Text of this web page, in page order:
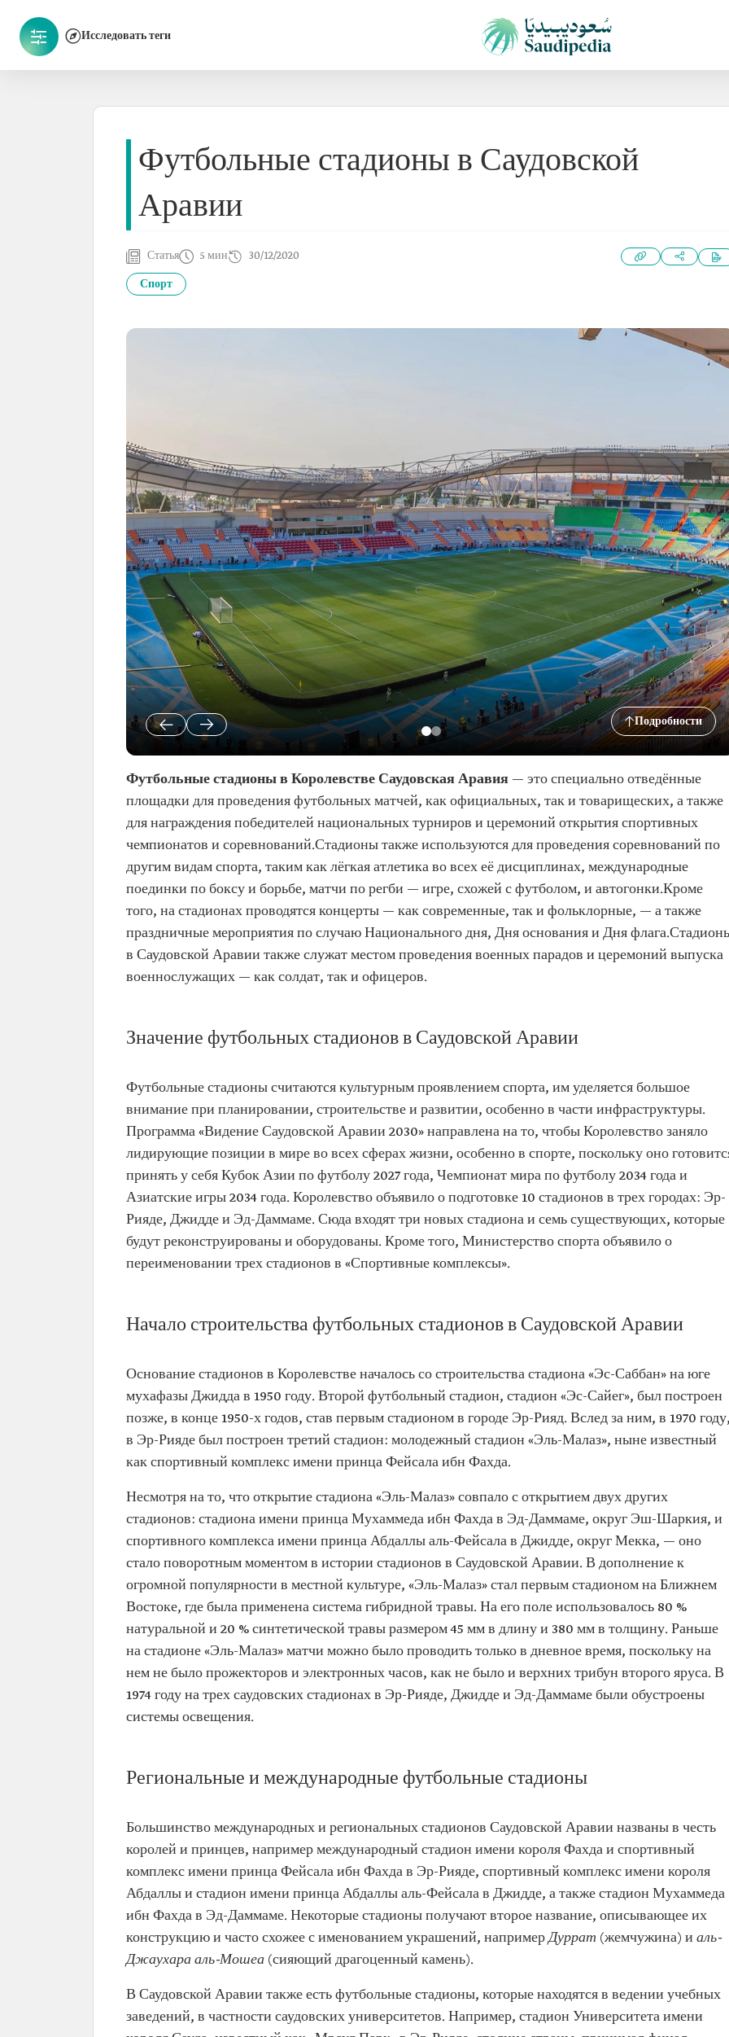
Исследовать теги
Футбольные стадионы в Саудовской
Аравии
Статья 5 мин 30/12/2020
Спорт
Подробности
Футбольные стадионы в Королевстве Саудовская Аравия — это специально отведённые
площадки для проведения футбольных матчей, как официальных, так и товарищеских, а также
для награждения победителей национальных турниров и церемоний открытия спортивных
чемпионатов и соревнований.Стадионы также используются для проведения соревнований по
другим видам спорта, таким как лёгкая атлетика во всех её дисциплинах, международные
поединки по боксу и борьбе, матчи по регби — игре, схожей с футболом, и автогонки.Кроме
того, на стадионах проводятся концерты — как современные, так и фольклорные, — а также
праздничные мероприятия по случаю Национального дня, Дня основания и Дня
в Саудовской Аравии также служат местом проведения военных парадов и церемоний выпуска
военнослужащих — как солдат, так и офицеров.
Значение футбольных стадионов в Саудовской Аравии
Футбольные стадионы считаются культурным проявлением спорта, им уделяется большое
внимание при планировании, строительстве и развитии, особенно в части инфраструктуры.
Программа «Видение Саудовской Аравии 2030» направлена на то, чтобы Королевство заняло
лидирующие позиции в мире во всех сферах жизни, особенно в спорте, поскольку оно
принять у себя Кубок Азии по футболу 2027 года, Чемпионат мира по футболу 2034 года и
Азиатские игры 2034 года. Королевство объявило о подготовке 10 стадионов в трех городах: Эр-
Рияде, Джидде и Эд-Даммаме. Сюда входят три новых стадиона и семь существующих, которые
будут реконструированы и оборудованы. Кроме того, Министерство спорта объявило о
переименовании трех стадионов в «Спортивные комплексы».
Начало строительства футбольных стадионов в Саудовской Аравии
Основание стадионов в Королевстве началось со строительства стадиона «Эс-Саббан» на юге
мухафазы Джидда в 1950 году. Второй футбольный стадион, стадион «Эс-Сайег», был построен
позже, в конце 1950-х годов, став первым стадионом в городе Эр-Рияд. Вслед за ним, в 1970 году,
в Эр-Рияде был построен третий стадион: молодежный стадион «Эль-Малаз», ныне известный
как спортивный комплекс имени принца Фейсала ибн Фахда.
Несмотря на то, что открытие стадиона «Эль-Малаз» совпало с открытием двух других
стадионов: стадиона имени принца Мухаммеда ибн Фахда в Эд-Даммаме, округ Эш-Шаркия, и
спортивного комплекса имени принца Абдаллы аль-Фейсала в Джидде, округ Мекка, — оно
стало поворотным моментом в истории стадионов в Саудовской Аравии. В дополнение к
огромной популярности в местной культуре, «Эль-Малаз» стал первым стадионом на Ближнем
Востоке, где была применена система гибридной травы. На его поле использовалось 80 %
натуральной и 20 % синтетической травы размером 45 мм в длину и 380 мм в толщину. Раньше
на стадионе «Эль-Малаз» матчи можно было проводить только в дневное время, поскольку на
нем не было прожекторов и электронных часов, как не было и верхних трибун второго яруса. В
1974 году на трех саудовских стадионах в Эр-Рияде, Джидде и Эд-Даммаме были обустроены
системы освещения.
Региональные и международные футбольные стадионы
Большинство международных и региональных стадионов Саудовской Аравии названы в честь
королей и принцев, например международный стадион имени короля Фахда и спортивный
комплекс имени принца Фейсала ибн Фахда в Эр-Рияде, спортивный комплекс имени короля
Абдаллы и стадион имени принца Абдаллы аль-Фейсала в Джидде, а также стадион Мухаммеда
ибн Фахда в Эд-Даммаме. Некоторые стадионы получают второе название, описывающее их
конструкцию и часто схожее с именованием украшений, напримерДуррат (жемчужина) и аль-
Джаухара аль-Мошеа (сияющий драгоценный камень).
В Саудовской Аравии также есть футбольные стадионы, которые находятся в ведении учебных
заведений, в частности саудовских университетов. Например, стадион Университета имени